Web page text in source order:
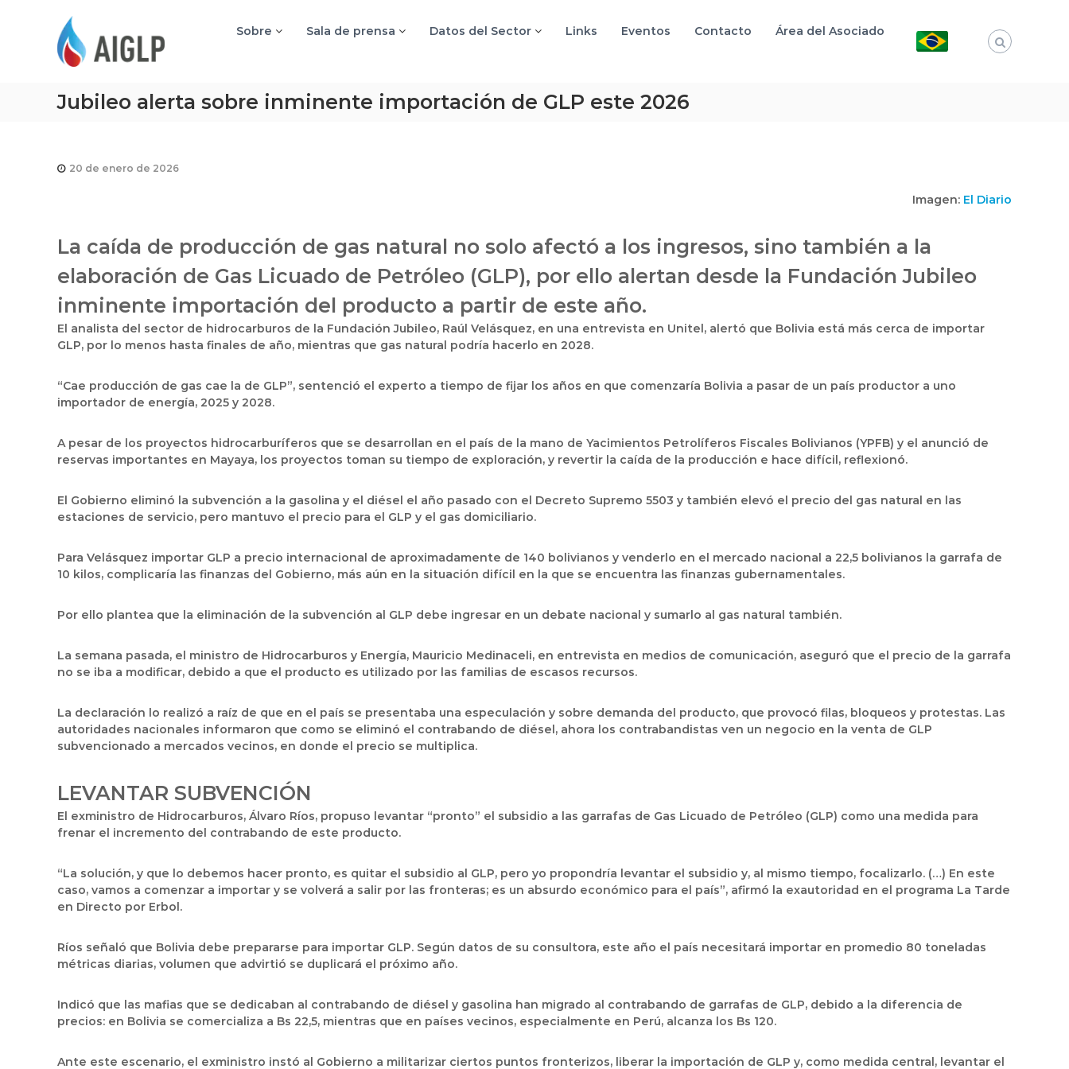
Sobre Sala de prensa Datos del Sector Links Eventos Contacto Área del Asociado
Jubileo alerta sobre inminente importación de GLP este 2026
20 de enero de 2026
Imagen: El Diario
La caída de producción de gas natural no solo afectó a los ingresos, sino también a la
elaboración de Gas Licuado de Petróleo (GLP), por ello alertan desde la Fundación Jubileo
inminente importación del producto a partir de este año.
El analista del sector de hidrocarburos de la Fundación Jubileo, Raúl Velásquez, en una entrevista en Unitel, alertó que Bolivia está más cerca de importar
GLP, por lo menos hasta finales de año, mientras que gas natural podría hacerlo en 2028.
“Cae producción de gas cae la de GLP”, sentenció el experto a tiempo de fijar los años en que comenzaría Bolivia a pasar de un país productor a uno
importador de energía, 2025 y 2028.
A pesar de los proyectos hidrocarburíferos que se desarrollan en el país de la mano de Yacimientos Petrolíferos Fiscales Bolivianos (YPFB) y el anunció de
reservas importantes en Mayaya, los proyectos toman su tiempo de exploración, y revertir la caída de la producción e hace difícil, reflexionó.
El Gobierno eliminó la subvención a la gasolina y el diésel el año pasado con el Decreto Supremo 5503 y también elevó el precio del gas natural en las
estaciones de servicio, pero mantuvo el precio para el GLP y el gas domiciliario.
Para Velásquez importar GLP a precio internacional de aproximadamente de 140 bolivianos y venderlo en el mercado nacional a 22,5 bolivianos la garrafa de
10 kilos, complicaría las finanzas del Gobierno, más aún en la situación difícil en la que se encuentra las finanzas gubernamentales.
Por ello plantea que la eliminación de la subvención al GLP debe ingresar en un debate nacional y sumarlo al gas natural también.
La semana pasada, el ministro de Hidrocarburos y Energía, Mauricio Medinaceli, en entrevista en medios de comunicación, aseguró que el precio de la garrafa
no se iba a modificar, debido a que el producto es utilizado por las familias de escasos recursos.
La declaración lo realizó a raíz de que en el país se presentaba una especulación y sobre demanda del producto, que provocó filas, bloqueos y protestas. Las
autoridades nacionales informaron que como se eliminó el contrabando de diésel, ahora los contrabandistas ven un negocio en la venta de GLP
subvencionado a mercados vecinos, en donde el precio se multiplica.
LEVANTAR SUBVENCIÓN
El exministro de Hidrocarburos, Álvaro Ríos, propuso levantar “pronto” el subsidio a las garrafas de Gas Licuado de Petróleo (GLP) como una medida para
frenar el incremento del contrabando de este producto.
“La solución, y que lo debemos hacer pronto, es quitar el subsidio al GLP, pero yo propondría levantar el subsidio y, al mismo tiempo, focalizarlo. (…) En este
caso, vamos a comenzar a importar y se volverá a salir por las fronteras; es un absurdo económico para el país”, afirmó la exautoridad en el programa La Tarde
en Directo por Erbol.
Ríos señaló que Bolivia debe prepararse para importar GLP. Según datos de su consultora, este año el país necesitará importar en promedio 80 toneladas
métricas diarias, volumen que advirtió se duplicará el próximo año.
Indicó que las mafias que se dedicaban al contrabando de diésel y gasolina han migrado al contrabando de garrafas de GLP, debido a la diferencia de
precios: en Bolivia se comercializa a Bs 22,5, mientras que en países vecinos, especialmente en Perú, alcanza los Bs 120.
Ante este escenario, el exministro instó al Gobierno a militarizar ciertos puntos fronterizos, liberar la importación de GLP y, como medida central, levantar el